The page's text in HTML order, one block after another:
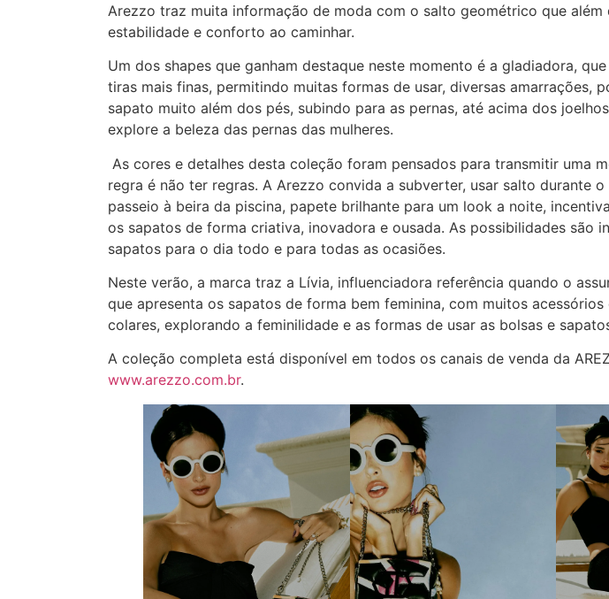
Arezzo traz muita informação de moda com o salto geométrico que além
estabilidade e conforto ao caminhar.
Um dos shapes que ganham destaque neste momento é a gladiadora,
tiras mais finas, permitindo muitas formas de usar, diversas amarrações,
sapato muito além dos pés, subindo para as pernas, até acima dos
explore a beleza das pernas das mulheres.
As cores e detalhes desta coleção foram pensados para transmitir uma
regra é não ter regras. A Arezzo convida a subverter, usar salto durante
passeio à beira da piscina, papete brilhante para um look a noite,
os sapatos de forma criativa, inovadora e ousada. As possibilidades são
sapatos para o dia todo e para todas as ocasiões.
Neste verão, a marca traz a Lívia, influenciadora referência quando o
que apresenta os sapatos de forma bem feminina, com muitos
colares, explorando a feminilidade e as formas de usar as bolsas e
A coleção completa está disponível em todos os canais de venda da
www.arezzo.com.br.